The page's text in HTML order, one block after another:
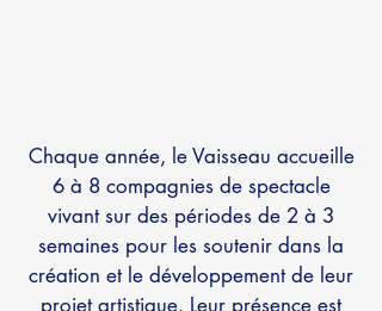
Chaque année, le Vaisseau accueille
6 à 8 compagnies de spectacle
vivant sur des périodes de 2 à 3
semaines pour les soutenir dans la
création et le développement de leur
projet artistique. Leur présence est